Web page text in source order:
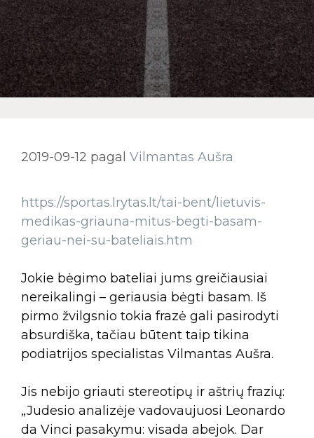
2019-09-12 pagal Vilmantas Aušra
https://sportas.lrytas.lt/tai-bent/lietuvis-
medikas-griauna-mitus-begti-basam-
geriau-nei-su-bateliais.htm
Jokie bėgimo bateliai jums greičiausiai
nereikalingi – geriausia bėgti basam. Iš
pirmo žvilgsnio tokia frazė gali pasirodyti
absurdiška, tačiau būtent taip tikina
podiatrijos specialistas Vilmantas Aušra.
Jis nebijo griauti stereotipų ir aštrių frazių:
„Judesio analizėje vadovaujuosi Leonardo
da Vinci pasakymu: visada abejok. Dar